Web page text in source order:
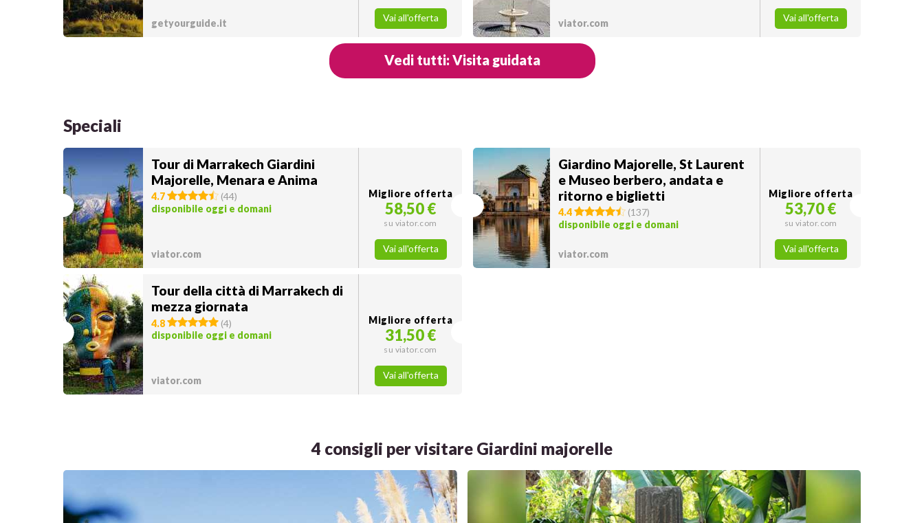
getyourguide.it Vai all'offerta viator.com Vai all'offerta
Vedi tutti: Visita guidata
Speciali
Tour di Marrakech Giardini
Majorelle, Menara e Anima
4.7 (44)
disponibile oggi e domani
viator.com
Migliore offerta
58,50 €
su viator.com
Vai all'offerta
Giardino Majorelle, St Laurent
e Museo berbero, andata e
ritorno e biglietti
4.4 (137)
disponibile oggi e domani
viator.com
Migliore offerta
53,70 €
su viator.com
Vai all'offerta
Tour della città di Marrakech di
mezza giornata
4.8 (4)
disponibile oggi e domani
viator.com
Migliore offerta
31,50 €
su viator.com
Vai all'offerta
4 consigli per visitare Giardini majorelle